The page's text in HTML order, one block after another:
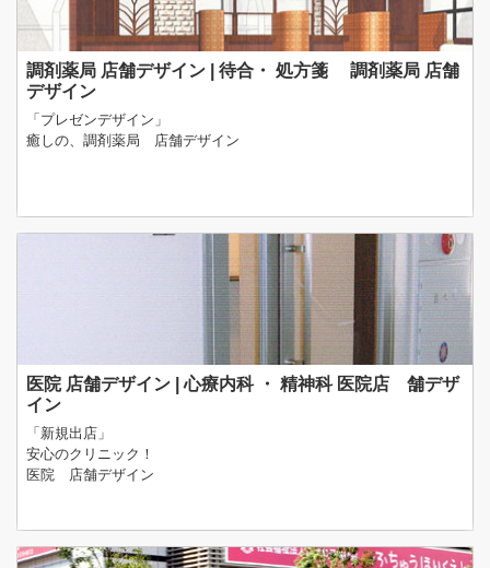
調剤薬局 店舗デザイン | 待合・ 処方箋 調剤薬局 店舗
デザイン
「プレゼンデザイン」
癒しの、調剤薬局 店舗デザイン
医院 店舗デザイン | 心療内科 ・ 精神科 医院店 舗デザ
イン
「新規出店」
安心のクリニック！
医院 店舗デザイン